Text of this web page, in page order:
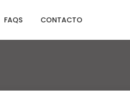
FAQS CONTACTO